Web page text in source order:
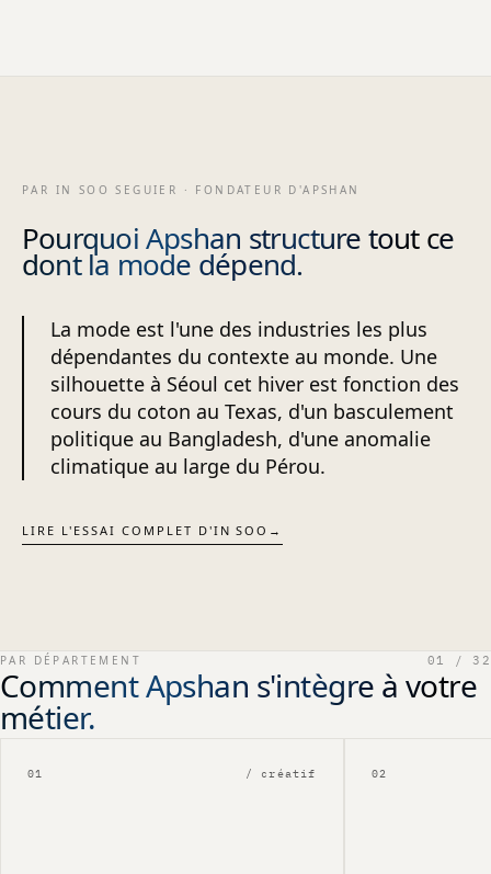
PAR IN SOO SEGUIER · FONDATEUR D'APSHAN
Pourquoi Apshan structure tout ce
dont la mode dépend.
La mode est l'une des industries les plus
dépendantes du contexte au monde. Une
silhouette à Séoul cet hiver est fonction des
cours du coton au Texas, d'un basculement
politique au Bangladesh, d'une anomalie
climatique au large du Pérou.
LIRE L'ESSAI COMPLET D'IN SOO →
PAR DÉPARTEMENT 01 / 32
Comment Apshan s'intègre à votre
métier.
01 / créatif 02